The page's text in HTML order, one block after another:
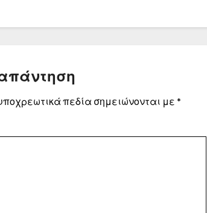
πεδία σημειώνονται με *